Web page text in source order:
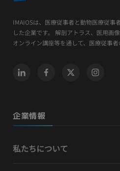
IMAIOSは、医療従事者と動物医療従事
した企業です。 解剖アトラス、医用画
オンライン講座等を通して、医療従事
企業情報
私たちについて